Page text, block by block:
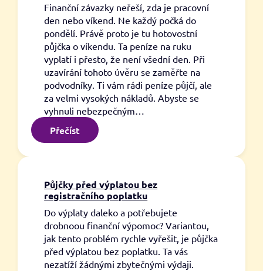
Finanční závazky neřeší, zda je pracovní
den nebo víkend. Ne každý počká do
pondělí. Právě proto je tu hotovostní
půjčka o víkendu. Ta peníze na ruku
vyplatí i přesto, že není všední den. Při
uzavírání tohoto úvěru se zaměřte na
podvodníky. Ti vám rádi peníze půjčí, ale
za velmi vysokých nákladů. Abyste se
vyhnuli nebezpečným…
Přečíst:
Hotovostní
víkendu
Půjčky před výplatou bez
registračního poplatku
Do výplaty daleko a potřebujete
drobnoou finanční výpomoc? Variantou,
jak tento problém rychle vyřešit, je půjčka
před výplatou bez poplatku. Ta vás
nezatíží žádnými zbytečnými výdaji.